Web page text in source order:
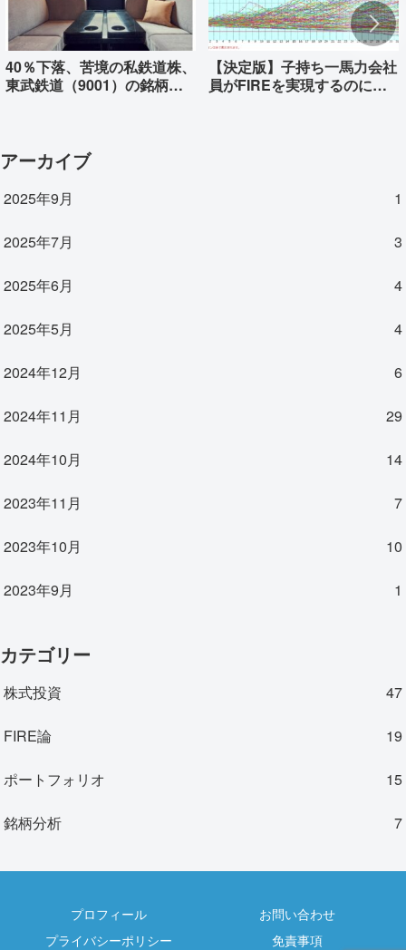
40％下落、苦境の私鉄道株、
東武鉄道（9001）の銘柄分
【決定版】子持ち一馬力会社
員がFIREを実現するのに必
アーカイブ
2025年9月 1
2025年7月 3
2025年6月 4
2025年5月 4
2024年12月 6
2024年11月 29
2024年10月 14
2023年11月 7
2023年10月 10
2023年9月 1
カテゴリー
株式投資 47
FIRE論 19
ポートフォリオ 15
銘柄分析 7
プロフィール
お問い合わせ
プライバシーポリシー
免責事項